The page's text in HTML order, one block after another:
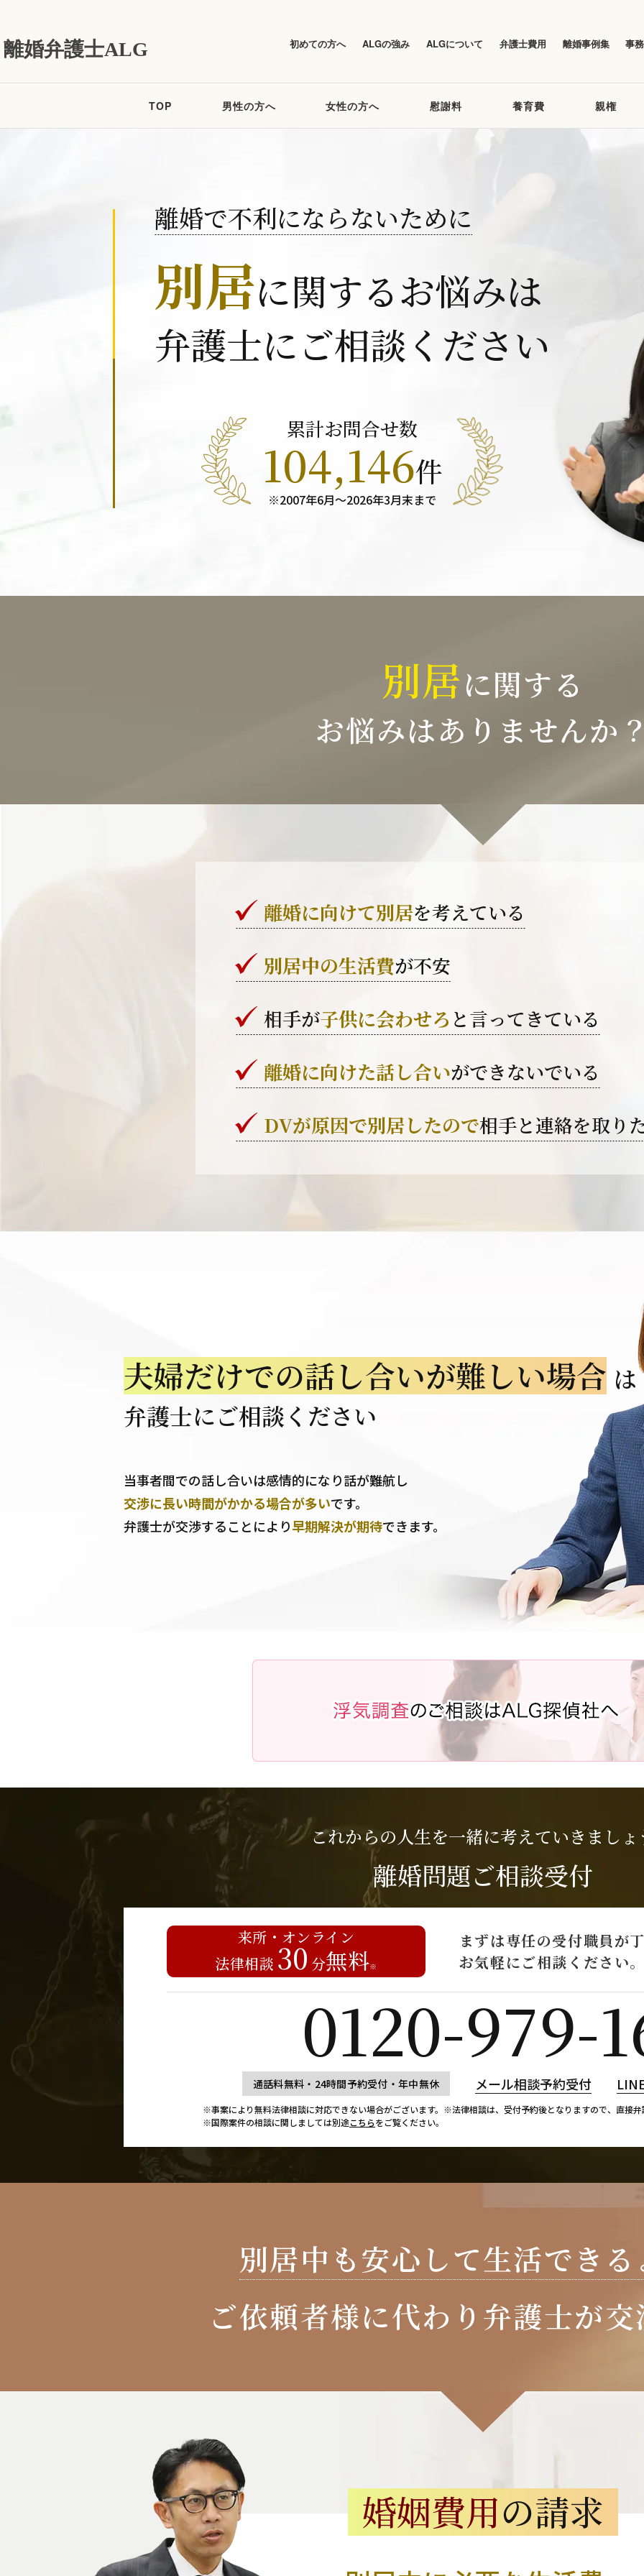
離婚弁護士ALG 初めての方へ ALGの強み ALGについて 弁護士費用 離婚事例集 事
TOP 男性の方へ 女性の方へ 慰謝料 養育費 親権
離婚で不利にならないために
別居に関するお悩みは
弁護士にご相談ください
累計お問合せ数
104,146件
※2007年6月～2026年3月末まで
別居に関する
お悩みはありませんか
離婚に向けて別居を考えている
別居中の生活費が不安
相手が子供に会わせろ と言ってきている
離婚に向けた話し合いができないでいる
DVが原因で別居したので相手と連絡を取り
夫婦だけでの話し合いが難しい場合 は
弁護士にご相談ください
当事者間での話し合いは感情的になり話が難航し
交渉に長い時間がかかる場合が多いです。
弁護士が交渉することにより早期解決が期待できます。
これからの人生を一緒に考えていきましょ
離婚問題ご相談受付
来所・オンライン
法律相談 30 分無料※
まずは専任の受付職員が
お気軽にご相談ください
0120-979-
通話料無料・24時間予約受付・年中無休 メール相談予約受付
※事案により無料法律相談に対応できない場合がございます。 ※法律相談は、受付予約後となりますので、 直接
※国際案件の相談に関しましては別途こちらをご覧ください。
別居中も安心して生活でき
ご依頼者様に代わり 弁護士が
婚姻費用の請求